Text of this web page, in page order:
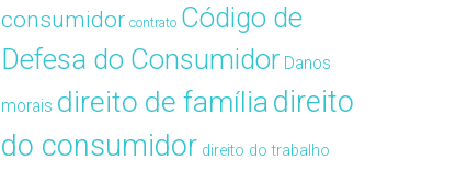
consumidor contrato Código de
Defesa do Consumidor Danos
morais direito de famíliadireito
do consumidor direito do trabalho